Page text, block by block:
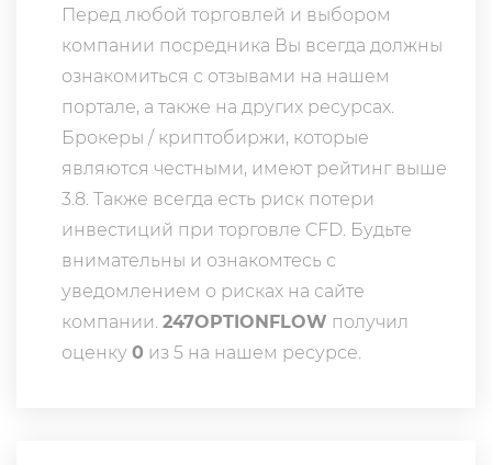
Перед любой торговлей и выбором
компании посредника Вы всегда должны
ознакомиться с отзывами на нашем
портале, а также на других ресурсах.
Брокеры / криптобиржи, которые
являются честными, имеют рейтинг выше
3.8. Также всегда еcть риск потери
инвестиций при торговле CFD. Будьте
внимательны и ознакомтесь с
уведомлением о рисках на сайте
компании. 247OPTIONFLOW получил
оценку 0 из 5 на нашем ресурсе.